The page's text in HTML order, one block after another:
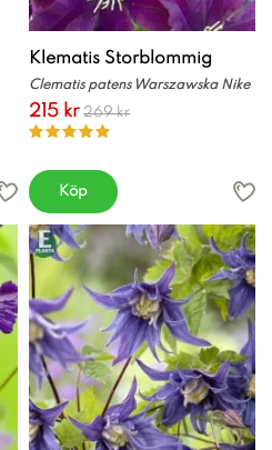
Klematis Storblommig
Clematis patens Warszawska Nike
215 kr 269 kr
Köp